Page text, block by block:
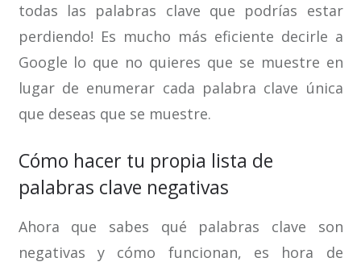
todas las palabras clave que podrías estar
perdiendo! Es mucho más eficiente decirle a
Google lo que no quieres que se muestre en
lugar de enumerar cada palabra clave única
que deseas que se muestre.
Cómo hacer tu propia lista de
palabras clave negativas
Ahora que sabes qué palabras clave son
negativas y cómo funcionan, es hora de